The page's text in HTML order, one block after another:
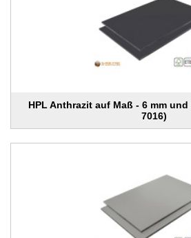
HPL Anthrazit auf Maß - 6 mm
7016)